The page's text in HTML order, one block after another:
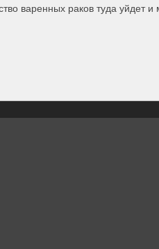
варенных раков туда уйдет